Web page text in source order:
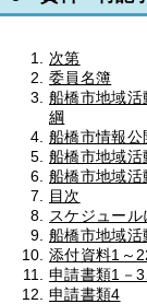
次第
委員名簿
船橋市地域
綱
船橋市情報公
船橋市地域活
船橋市地域活
目次
スケジュール
船橋市地域活
添付資料1～
申請書類1－
申請書類4